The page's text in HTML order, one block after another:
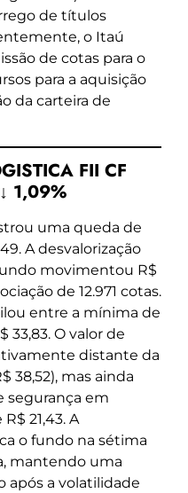
de títulos
o Itaú
de cotas para o
para a aquisição
da carteira de
FII CF
1,09%
uma queda de
A desvalorização
movimentou R$
de 12.971 cotas.
entre a mínima de
33,83. O valor de
distante da
38,52), mas ainda
em
21,43. A
o fundo na sétima
mantendo uma
após a volatilidade